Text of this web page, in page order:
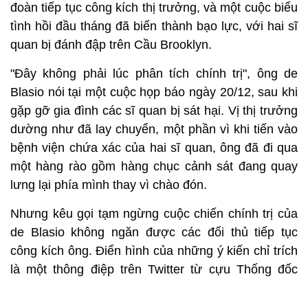
đoàn tiếp tục công kích thị trưởng, và một cuộc biểu
tình hồi đầu tháng đã biến thành bạo lực, với hai sĩ
quan bị đánh đập trên Cầu Brooklyn.
"Đây không phải lúc phân tích chính trị", ông de
Blasio nói tại một cuộc họp báo ngày 20/12, sau khi
gặp gỡ gia đình các sĩ quan bị sát hại. Vị thị trưởng
dường như đã lay chuyển, một phần vì khi tiến vào
bệnh viện chứa xác của hai sĩ quan, ông đã đi qua
một hàng rào gồm hàng chục cảnh sát đang quay
lưng lại phía mình thay vì chào đón.
Nhưng kêu gọi tạm ngừng cuộc chiến chính trị của
de Blasio không ngăn được các đối thủ tiếp tục
công kích ông. Điển hình của những ý kiến chỉ trích
là một thông điệp trên Twitter từ cựu Thống đốc